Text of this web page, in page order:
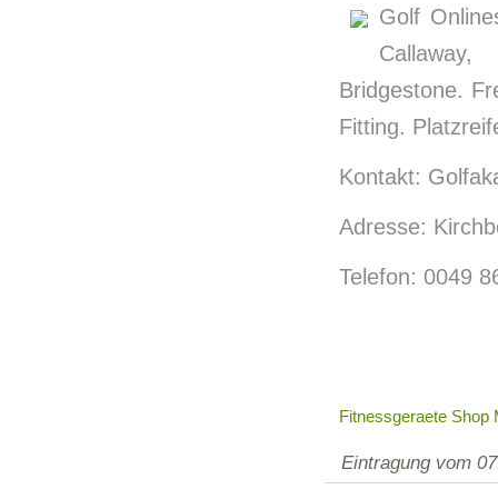
Golf
Bridgestone.
Fitting.
Kontakt:
Adresse:
Telefon: 0049
Fitnessgeraete Shop
Eintragung vom